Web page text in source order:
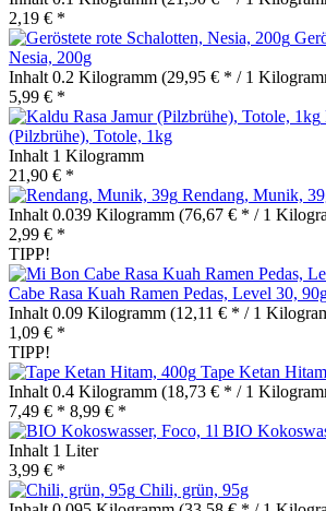
2,19 € *
Nesia, 200g
Inhalt 0.2 Kilogramm (29,95 € * / 1
5,99 € *
(Pilzbrühe), Totole, 1kg
Inhalt 1 Kilogramm
21,90 € *
Rendang, Munik,
Inhalt 0.039 Kilogramm (76,67 € * / 1
2,99 € *
TIPP!
Cabe Rasa Kuah Ramen Pedas, Level 30,
Inhalt 0.09 Kilogramm (12,11 € * / 1
1,09 € *
TIPP!
Tape Ketan
Inhalt 0.4 Kilogramm (18,73 € * / 1
7,49 € * 8,99 € *
BIO
Inhalt 1 Liter
3,99 € *
Chili, grün, 95g